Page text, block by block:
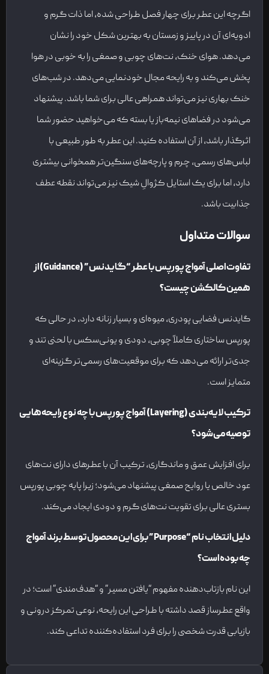
اگرچه این عطر برای چهار فصل طراحی شده، اما ذات گرم و
ادویه‌ای آن در پاییز و زمستان به بهترین شکل خود را نشان
می‌دهد. هوای خنک، نت‌های چوبی و صمغی را به خوبی در هوا
پخش می‌کند و به رایحه مجال خودنمایی می‌دهد. در شب‌های
خنک بهاری نیز می‌تواند همراهی عالی برای شما باشد. پیشنهاد
می‌شود در فضاهای نیمه‌باز یا بسته که می‌خواهید حضور شما
اثرگذار باشد، از آن استفاده کنید. این عطر به طور طبیعی با
لباس‌های رسمی، چرم و پارچه‌های سنگین‌تر همخوانی بیشتری
دارد، اما برای یک استایل کژوالِ شیک نیز می‌تواند نقطه عطف
جذابیت باشد.
سوالات متداول
تفاوت اصلی آمواج پورپس با عطر “گایدنس” (Guidance) از
همین کالکشن چیست؟
گایدنس فضایی پودری، میوه‌ای و بسیار زنانه دارد، در حالی که
پورپس ساختاری کاملاً چوبی، دودی و یونی‌سکس با لحنی تند و
جدی‌تر ارائه می‌دهد که برای موقعیت‌های رسمی‌تر گزینه‌ای
متمایز است.
ترکیب لایه‌بندی (Layering) آمواج پورپس با چه نوع رایحه‌هایی
توصیه می‌شود؟
برای افزایش عمق و ماندگاری، ترکیب آن با عطرهای دارای نت‌های
عود خالص یا روایح صمغی پیشنهاد می‌شود؛ زیرا پایه چوبی پورپس
بستری عالی برای تقویت نت‌های گرم و دودی ایجاد می‌کند.
دلیل انتخاب نام “Purpose” برای این محصول توسط برند آمواج
چه بوده است؟
این نام بازتاب‌دهنده مفهوم “یافتن مسیر” و “هدف‌مندی” است؛ در
واقع عطرساز قصد داشته با طراحی این رایحه، نوعی تمرکز درونی و
بازیابی قدرت شخصی را برای فرد استفاده‌کننده تداعی کند.